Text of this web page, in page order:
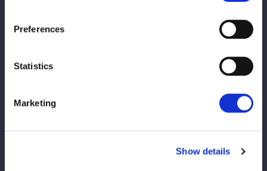
Preferences
Statistics
Marketing
Show details